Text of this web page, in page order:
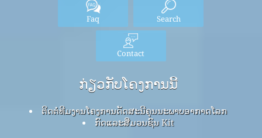
Faq Search
Contact
ກ່ຽວກັບໂຄງການນີ້
ຕິດຕໍ່ທີມງານໂຄງການດັດສະນີຄຸນນະພາບອາກາດໂລກ
ກົດ​ແລະ​ສື່​ມວນ​ຊົນ Kit